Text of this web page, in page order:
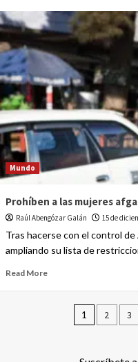
Mundo
Prohíben a las mujeres
Raúl Abengózar Galán 15 de
Tras hacerse con el control
ampliando su lista de
Read More
1 2 3